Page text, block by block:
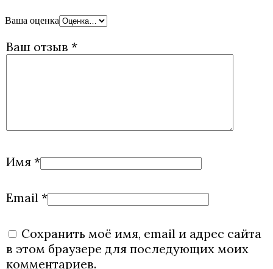
Ваша оценка
Ваш отзыв *
Имя *
Email *
Сохранить моё имя, email и адрес сайта
в этом браузере для последующих моих
комментариев.